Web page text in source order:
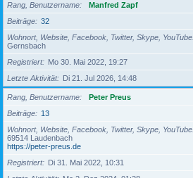
Rang, Benutzername
Manfred Zapf
Beiträge
32
Wohnort, Website, Facebook, Twitter, Skype, YouTube
Gernsbach
Registriert
Mo 30. Mai 2022, 19:27
Letzte Aktivität
Di 21. Jul 2026, 14:48
Rang, Benutzername
Peter Preus
Beiträge
13
Wohnort, Website, Facebook, Twitter, Skype, YouTube
69514 Laudenbach
https://peter-preus.de
Registriert
Di 31. Mai 2022, 10:31